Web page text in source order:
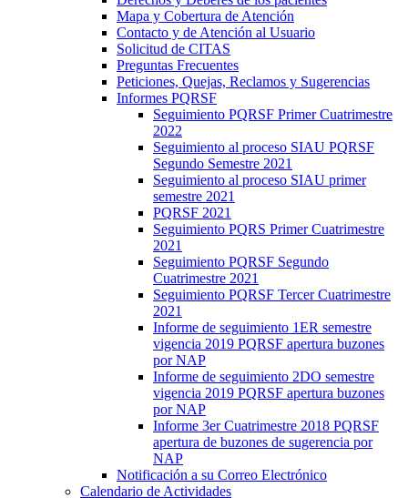
Mapa y Cobertura de Atención
Contacto y de Atención al Usuario
Solicitud de CITAS
Preguntas Frecuentes
Peticiones, Quejas, Reclamos y Sugerencias
Informes PQRSF
Seguimiento PQRSF Primer Cuatrimestre
2022
Seguimiento al proceso SIAU PQRSF
Segundo Semestre 2021
Seguimiento al proceso SIAU primer
semestre 2021
PQRSF 2021
Seguimiento PQRS Primer Cuatrimestre
2021
Seguimiento PQRSF Segundo
Cuatrimestre 2021
Seguimiento PQRSF Tercer Cuatrimestre
2021
Informe de seguimiento 1ER semestre
vigencia 2019 PQRSF apertura buzones
por NAP
Informe de seguimiento 2DO semestre
vigencia 2019 PQRSF apertura buzones
por NAP
Informe 3er Cuatrimestre 2018 PQRSF
apertura de buzones de sugerencia por
NAP
Notificación a su Correo Electrónico
Calendario de Actividades